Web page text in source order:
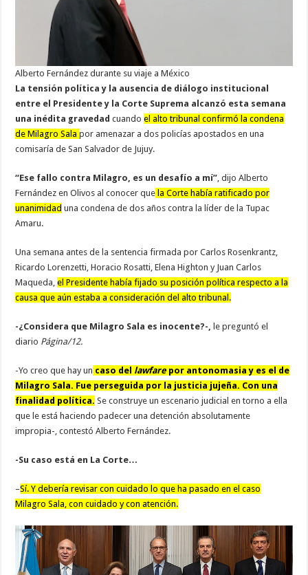
Alberto Fernández durante su viaje a México
La tensión política y la ausencia de diálogo institucional
entre el Presidente y la Corte Suprema alcanzó esta semana
una inédita gravedad cuandoel alto tribunal confirmó la condena
de Milagro Salapor amenazar a dos policías apostados en una
comisaría de San Salvador de Jujuy.
“Ese fallo contra Milagro, es un desafío a mí”, dijo Alberto
Fernández en Olivos al conocer que la Corte había ratificado por
unanimidad una condena de dos años contra la líder de la Tupac
Amaru.
Una semana antes de la sentencia firmada por Carlos Rosenkrantz,
Ricardo Lorenzetti, Horacio Rosatti, Elena Highton y Juan Carlos
Maqueda,el Presidente había fijado su posición política respecto a la
causa que aún estaba a consideración del alto tribunal.
-¿Considera que Milagro Sala es inocente?-, le preguntó el
diario Página/12.
-Yo creo que hay un caso del lawfare por antonomasia y es el de
Milagro Sala. Fue perseguida por la justicia jujeña. Con una
finalidad política. Se construye un escenario judicial en torno a ella
que le está haciendo padecer una detención absolutamente
impropia-, contestó Alberto Fernández.
-Su caso está en La Corte…
–Sí. Y debería revisar con cuidado lo que ha pasado en el caso
Milagro Sala, con cuidado y con atención.